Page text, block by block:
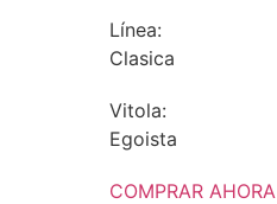
Línea:
Clasica
Vitola:
Egoista
COMPRAR AHORA